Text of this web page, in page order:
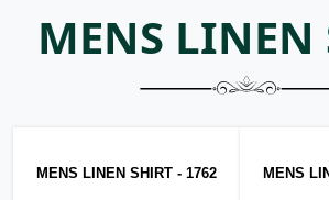
MENS LINEN
MENS LINEN SHIRT - 1762 MENS